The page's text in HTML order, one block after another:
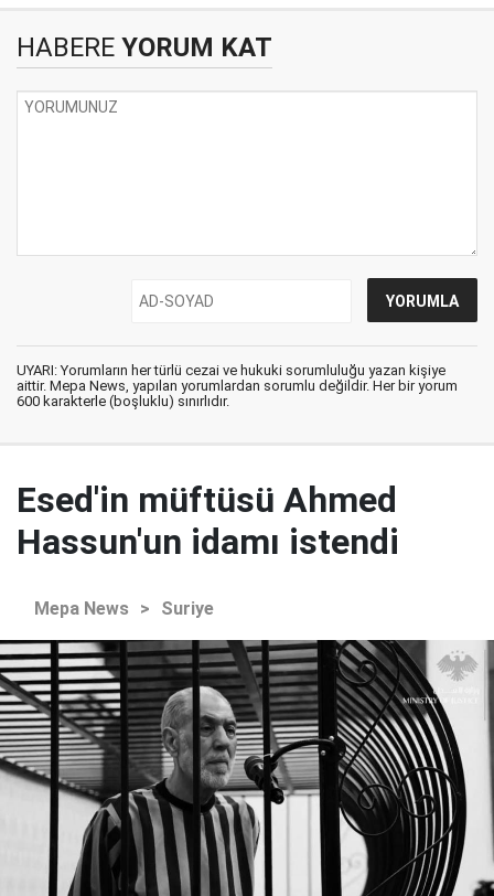
HABERE YORUM KAT
UYARI: Yorumların her türlü cezai ve hukuki sorumluluğu yazan kişiye
aittir. Mepa News, yapılan yorumlardan sorumlu değildir. Her bir yorum
600 karakterle (boşluklu) sınırlıdır.
Esed'in müftüsü Ahmed
Hassun'un idamı istendi
Mepa News > Suriye